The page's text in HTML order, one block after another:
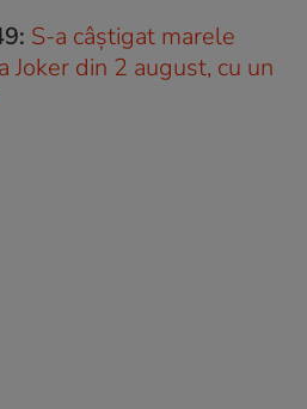
S-a câștigat marele
Joker din 2 august, cu un